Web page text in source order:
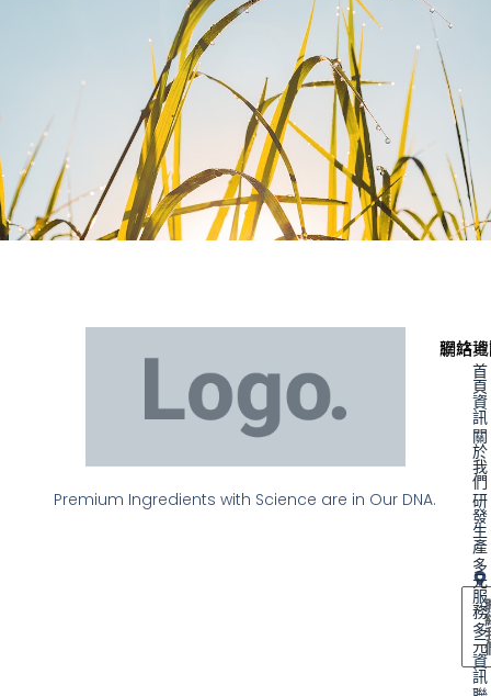
Premium Ingredients with Science are in Our DNA.
聯絡
網站
首
頁
資
訊
關
於
我
們
研
發
生
產
多
元
服
務
多
元
資
訊